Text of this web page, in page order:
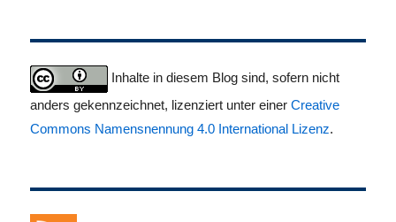
Inhalte in diesem Blog sind, sofern nicht
anders gekennzeichnet, lizenziert unter einerCreative
Commons Namensnennung 4.0 International Lizenz.